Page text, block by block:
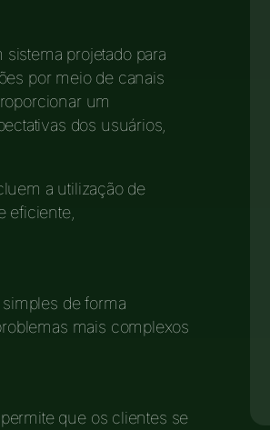
projetado para
por meio de canais
um
dos usuários,
a utilização de
eficiente,
de forma
mais complexos
que os clientes se